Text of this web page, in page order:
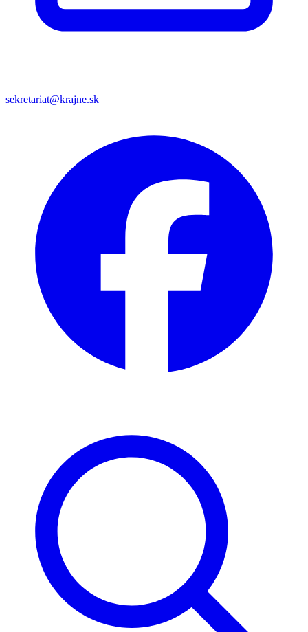
sekretariat@krajne.sk